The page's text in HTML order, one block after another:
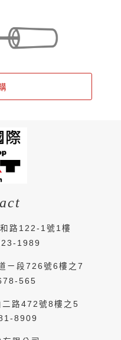
路122-1號1樓
1989
ㄧ段726號6樓之7
565
二路472號8樓之5
8909